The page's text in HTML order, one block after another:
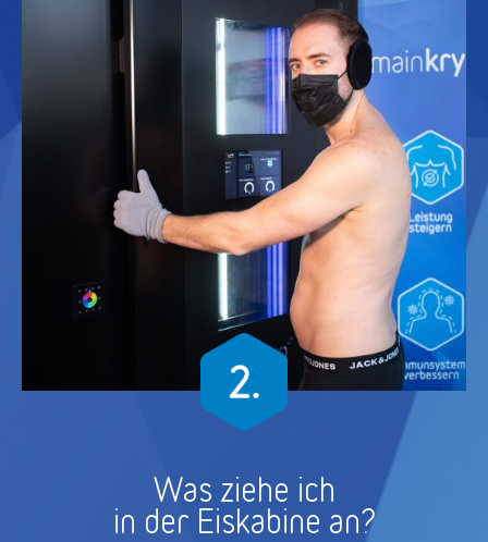
Was ziehe ich
in der Eiskabine an?